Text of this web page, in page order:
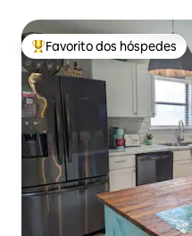
Favoritos dos hóspedes
Favorito dos hóspedes